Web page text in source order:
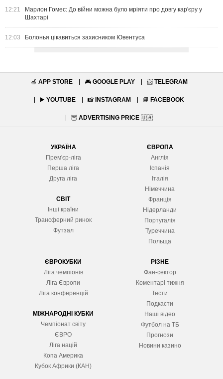
12:21
Марлон Гомес: До війни можна було мріяти про довгу кар'єру у
Шахтарі
12:03 Болонья цікавиться захисником Ювентуса
🍏 APP STORE 🎮 GOOGLE PLAY 📨 TELEGRAM
▶️ YOUTUBE 📸 INSTAGRAM 📘 FACEBOOK
🦉 ADVERTISING PRICE 🇺🇦
УКРАЇНА
Прем'єр-ліга
Перша ліга
Друга ліга
СВІТ
Інші країни
Трансферний ринок
Футзал
ЄВРОПА
Англія
Іспанія
Італія
Німеччина
Франція
Нідерланди
Португалія
Туреччина
Польща
ЄВРОКУБКИ
Ліга чемпіонів
Ліга Європи
Ліга конференцій
МІЖНАРОДНІ КУБКИ
Чемпіонат світу
ЄВРО
Ліга націй
Копа Америка
Кубок Африки (КАН)
РІЗНЕ
Фан-сектор
Коментарі тижня
Тести
Подкасти
Наші відео
Футбол на ТБ
Прогнози
Новини казино